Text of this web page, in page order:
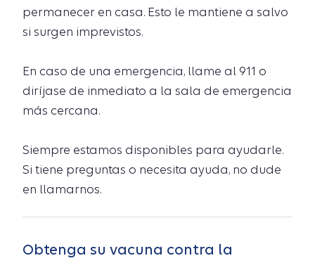
permanecer en casa. Esto le mantiene a salvo
si surgen imprevistos.
En caso de una emergencia, llame al 911 o
diríjase de inmediato a la sala de emergencia
más cercana.
Siempre estamos disponibles para ayudarle.
Si tiene preguntas o necesita ayuda, no dude
en llamarnos.
Obtenga su vacuna contra la